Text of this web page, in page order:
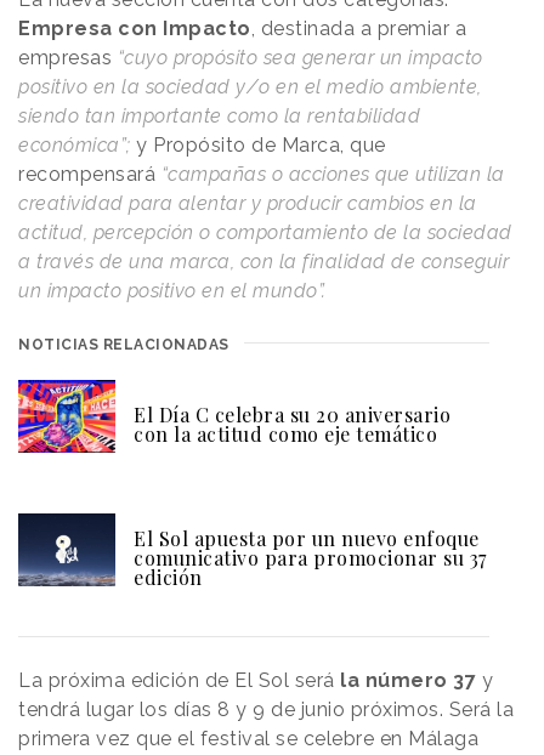
Empresa con Impacto, destinada a premiar a
empresas “cuyo propósito sea generar un impacto
positivo en la sociedad y/o en el medio ambiente,
siendo tan importante como la rentabilidad
económica”; y Propósito de Marca, que
recompensará “campañas o acciones que utilizan la
creatividad para alentar y producir cambios en la
actitud, percepción o comportamiento de la sociedad
a través de una marca, con la finalidad de conseguir
un impacto positivo en el mundo”.
NOTICIAS RELACIONADAS
El Día C celebra su 20 aniversario
con la actitud como eje temático
El Sol apuesta por un nuevo enfoque
comunicativo para promocionar su 37
edición
La próxima edición de El Sol será la número 37 y
tendrá lugar los días 8 y 9 de junio próximos. Será la
primera vez que el festival se celebre en Málaga